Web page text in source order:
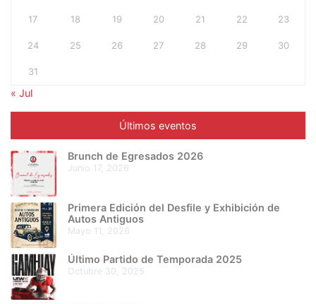
17 18 19 20 21 22 23
24 25 26 27 28 29 30
31
« Jul
Últimos eventos
Brunch de Egresados 2026
junio 17, 2026
Primera Edición del Desfile y Exhibición de
Autos Antiguos
mayo 11, 2026
Último Partido de Temporada 2025
octubre 30, 2025